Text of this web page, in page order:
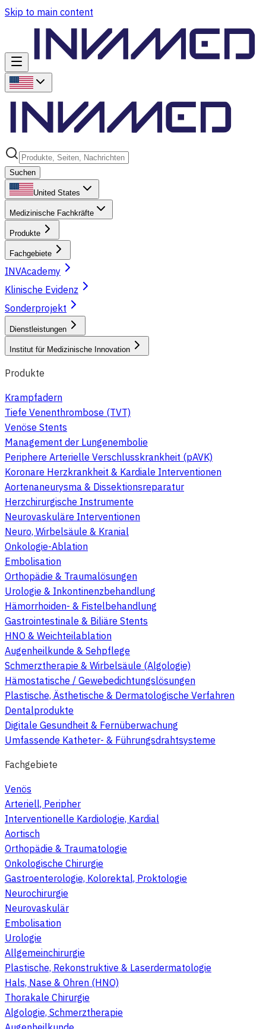
Skip to main content
Suchen
United States
Medizinische Fachkräfte
Produkte
Fachgebiete
INVAcademy
Klinische Evidenz
Sonderprojekt
Dienstleistungen
Institut für Medizinische Innovation
Produkte
Krampfadern
Tiefe Venenthrombose (TVT)
Venöse Stents
Management der Lungenembolie
Periphere Arterielle Verschlusskrankheit (pAVK)
Koronare Herzkrankheit & Kardiale Interventionen
Aortenaneurysma & Dissektionsreparatur
Herzchirurgische Instrumente
Neurovaskuläre Interventionen
Neuro, Wirbelsäule & Kranial
Onkologie-Ablation
Embolisation
Orthopädie & Traumalösungen
Urologie & Inkontinenzbehandlung
Hämorrhoiden- & Fistelbehandlung
Gastrointestinale & Biliäre Stents
HNO & Weichteilablation
Augenheilkunde & Sehpflege
Schmerztherapie & Wirbelsäule (Algologie)
Hämostatische / Gewebedichtungslösungen
Plastische, Ästhetische & Dermatologische Verfahren
Dentalprodukte
Digitale Gesundheit & Fernüberwachung
Umfassende Katheter- & Führungsdrahtsysteme
Fachgebiete
Venös
Arteriell, Peripher
Interventionelle Kardiologie, Kardial
Aortisch
Orthopädie & Traumatologie
Onkologische Chirurgie
Gastroenterologie, Kolorektal, Proktologie
Neurochirurgie
Neurovaskulär
Embolisation
Urologie
Allgemeinchirurgie
Plastische, Rekonstruktive & Laserdermatologie
Hals, Nase & Ohren (HNO)
Thorakale Chirurgie
Algologie, Schmerztherapie